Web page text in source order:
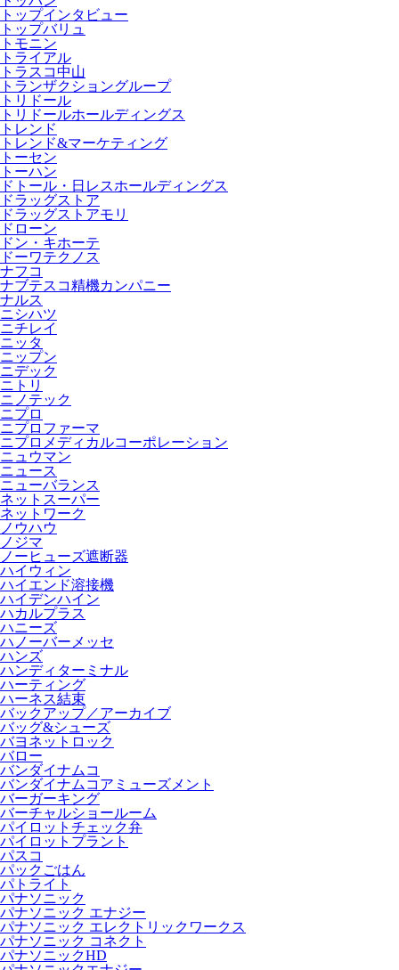
トップインタビュー
トップバリュ
トモニン
トライアル
トラスコ中山
トランザクショングループ
トリドール
トリドールホールディングス
トレンド
トレンド&マーケティング
トーセン
トーハン
ドトール・日レスホールディングス
ドラッグストア
ドラッグストアモリ
ドローン
ドン・キホーテ
ドーワテクノス
ナフコ
ナブテスコ精機カンパニー
ナルス
ニシハツ
ニチレイ
ニッタ
ニップン
ニデック
ニトリ
ニノテック
ニプロ
ニプロファーマ
ニプロメディカルコーポレーション
ニュウマン
ニュース
ニューバランス
ネットスーパー
ネットワーク
ノウハウ
ノジマ
ノーヒューズ遮断器
ハイウィン
ハイエンド溶接機
ハイデンハイン
ハカルプラス
ハニーズ
ハノーバーメッセ
ハンズ
ハンディターミナル
ハーティング
ハーネス結束
バックアップ／アーカイブ
バッグ&シューズ
バヨネットロック
バロー
バンダイナムコ
バンダイナムコアミューズメント
バーガーキング
バーチャルショールーム
パイロットチェック弁
パイロットプラント
パスコ
パックごはん
パトライト
パナソニック
パナソニック エナジー
パナソニック エレクトリックワークス
パナソニック コネクト
パナソニックHD